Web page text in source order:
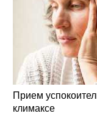
Прием
климаксе